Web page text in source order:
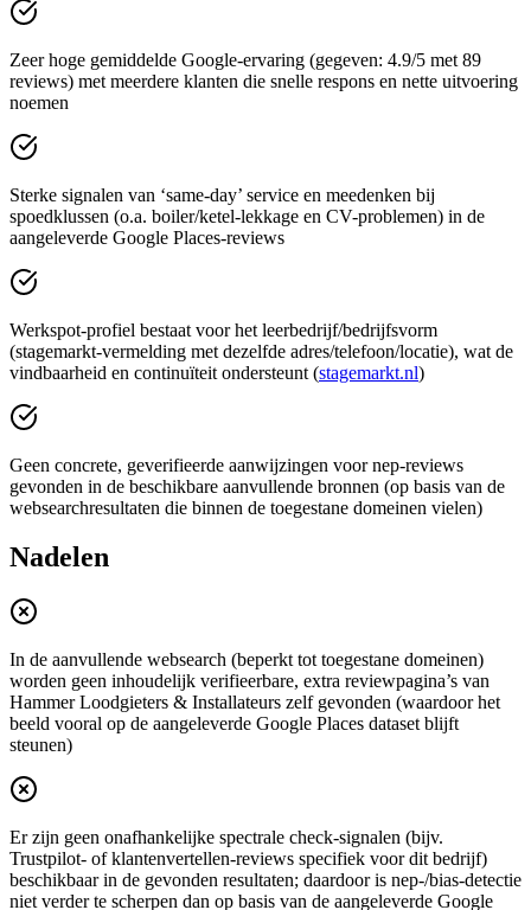
Zeer hoge gemiddelde Google-ervaring (gegeven: 4.9/5 met 89
reviews) met meerdere klanten die snelle respons en nette uitvoering
noemen
Sterke signalen van ‘same-day’ service en meedenken bij
spoedklussen (o.a. boiler/ketel-lekkage en CV-problemen) in de
aangeleverde Google Places-reviews
Werkspot-profiel bestaat voor het leerbedrijf/bedrijfsvorm
(stagemarkt-vermelding met dezelfde adres/telefoon/locatie), wat de
vindbaarheid en continuïteit ondersteunt (stagemarkt.nl)
Geen concrete, geverifieerde aanwijzingen voor nep-reviews
gevonden in de beschikbare aanvullende bronnen (op basis van de
websearchresultaten die binnen de toegestane domeinen vielen)
Nadelen
In de aanvullende websearch (beperkt tot toegestane domeinen)
worden geen inhoudelijk verifieerbare, extra reviewpagina’s van
Hammer Loodgieters & Installateurs zelf gevonden (waardoor het
beeld vooral op de aangeleverde Google Places dataset blijft
steunen)
Er zijn geen onafhankelijke spectrale check-signalen (bijv.
Trustpilot- of klantenvertellen-reviews specifiek voor dit bedrijf)
beschikbaar in de gevonden resultaten; daardoor is nep-/bias-detectie
niet verder te scherpen dan op basis van de aangeleverde Google